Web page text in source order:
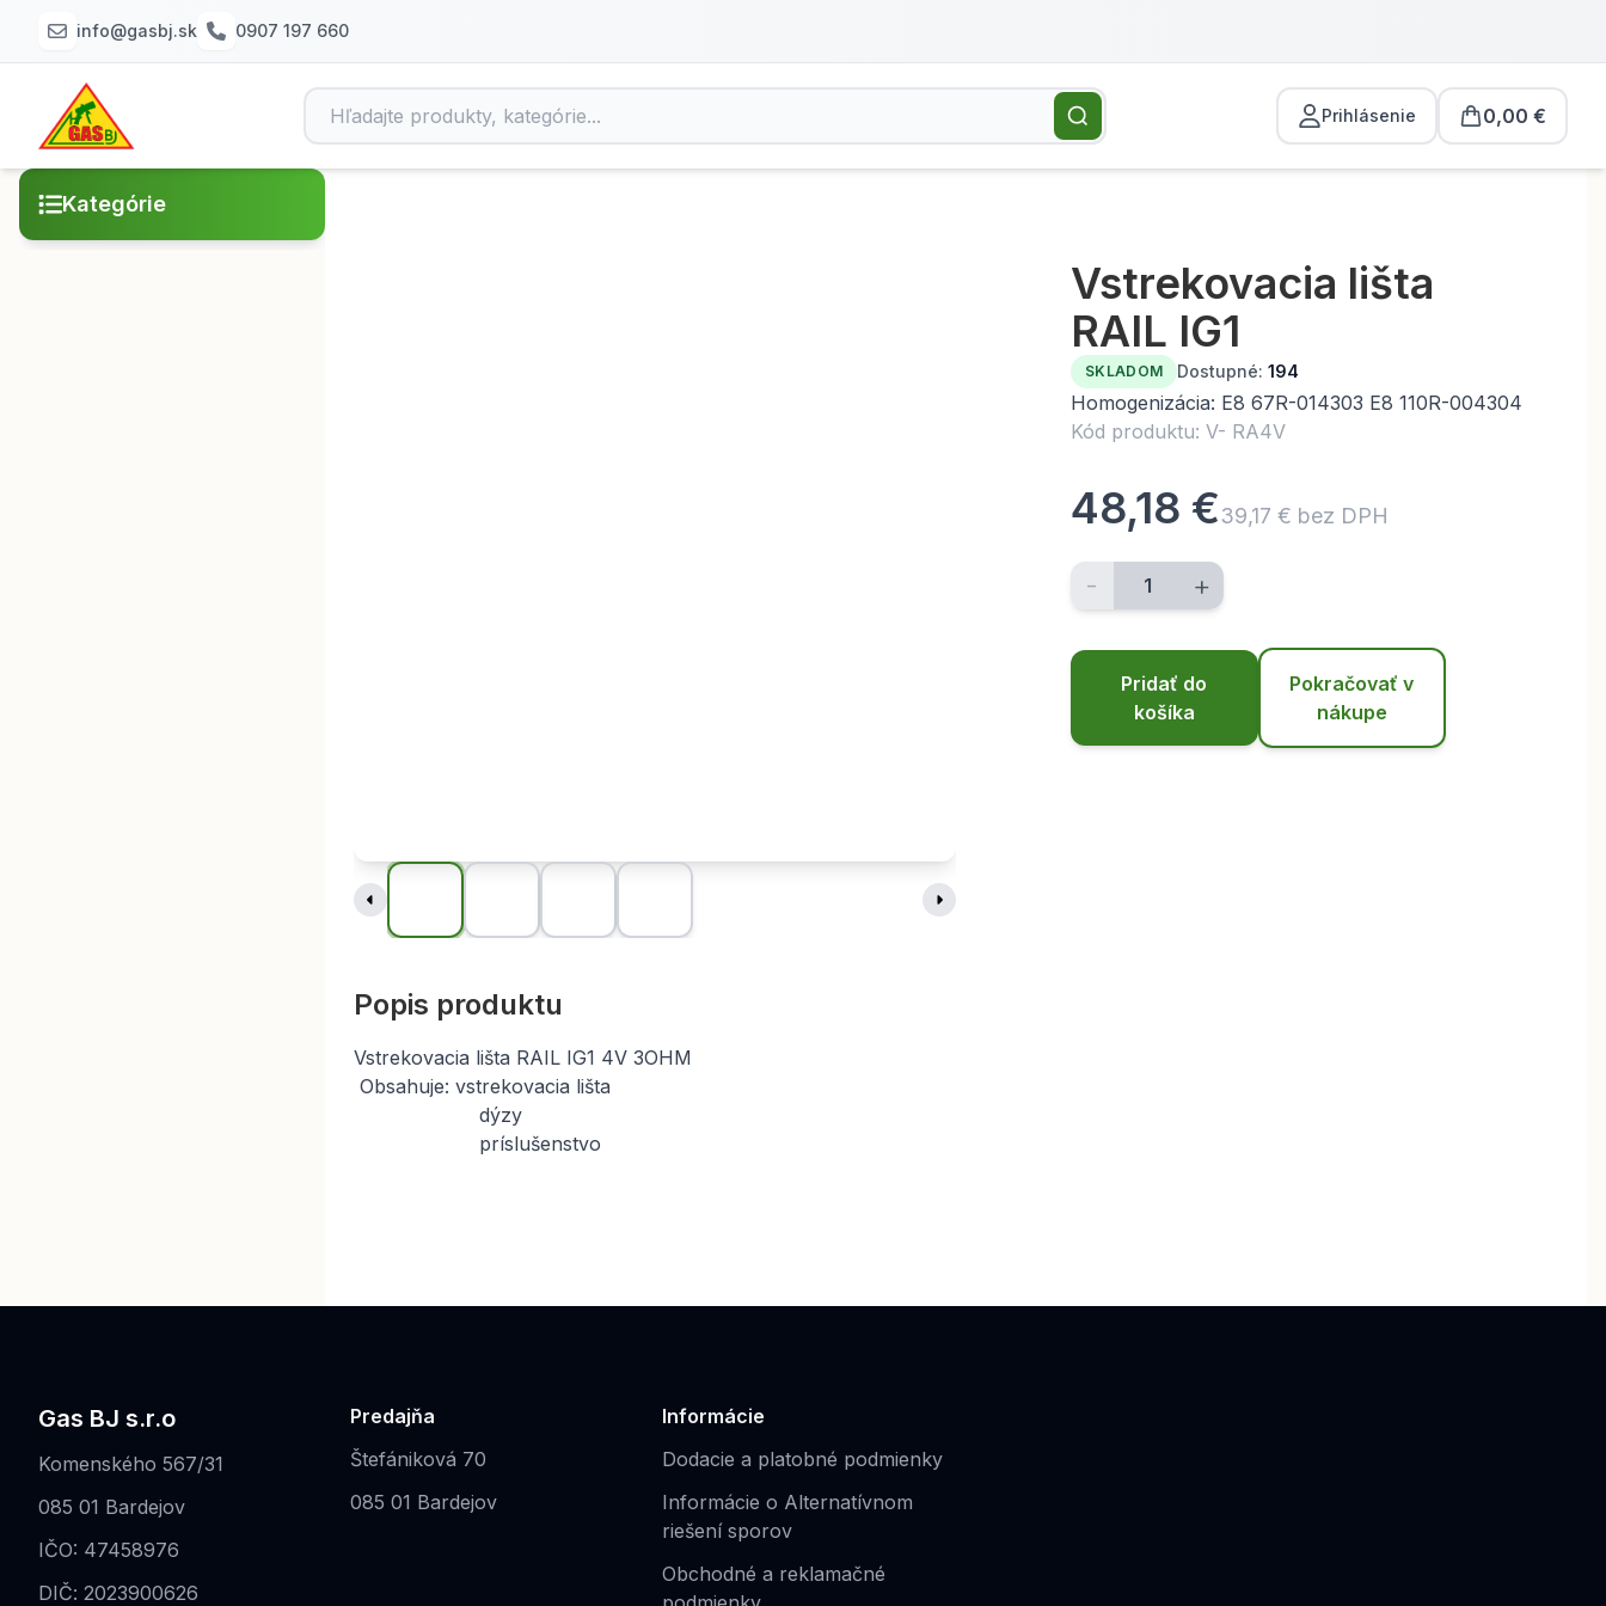
info@gasbj.sk 0907 197 660
Prihlásenie 0,00 €
Kategórie
Vstrekovacia lišta
RAIL IG1
SKLADOM Dostupné: 194
Homogenizácia: E8 67R-014303 E8 110R-004304
Kód produktu: V- RA4V
48,18 €39,17 € bez DPH
- +
Pridať do
košíka
Pokračovať v
nákupe
Popis produktu
Vstrekovacia lišta RAIL IG1 4V 3OHM
Obsahuje: vstrekovacia lišta
dýzy
príslušenstvo
Gas BJ s.r.o
Komenského 567/31
085 01 Bardejov
IČO: 47458976
DIČ: 2023900626
Predajňa
Štefániková 70
085 01 Bardejov
Informácie
Dodacie a platobné podmienky
Informácie o Alternatívnom
riešení sporov
Obchodné a reklamačné